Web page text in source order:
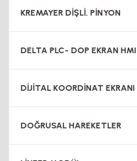
KREMAYER DİŞLİ, PİNYON
DELTA PLC- DOP EKRAN HMI
DİJİTAL KOORDİNAT EKRANI
DOĞRUSAL HAREKETLER